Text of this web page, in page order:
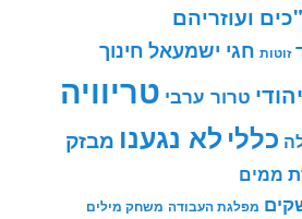
ועוזריהם
זוטות חגי ישמעאל חינוך
טרור ערבי טריוויה
כללי לא נגענו מבזק
ממים
מפלגת העבודה משחק מילים